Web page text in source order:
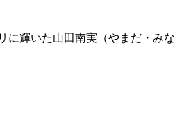
に輝いた山田南実（やまだ・みな